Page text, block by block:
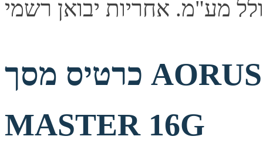
כרטיס מסך AORUS GeForce RTX 5080
MASTER 16G